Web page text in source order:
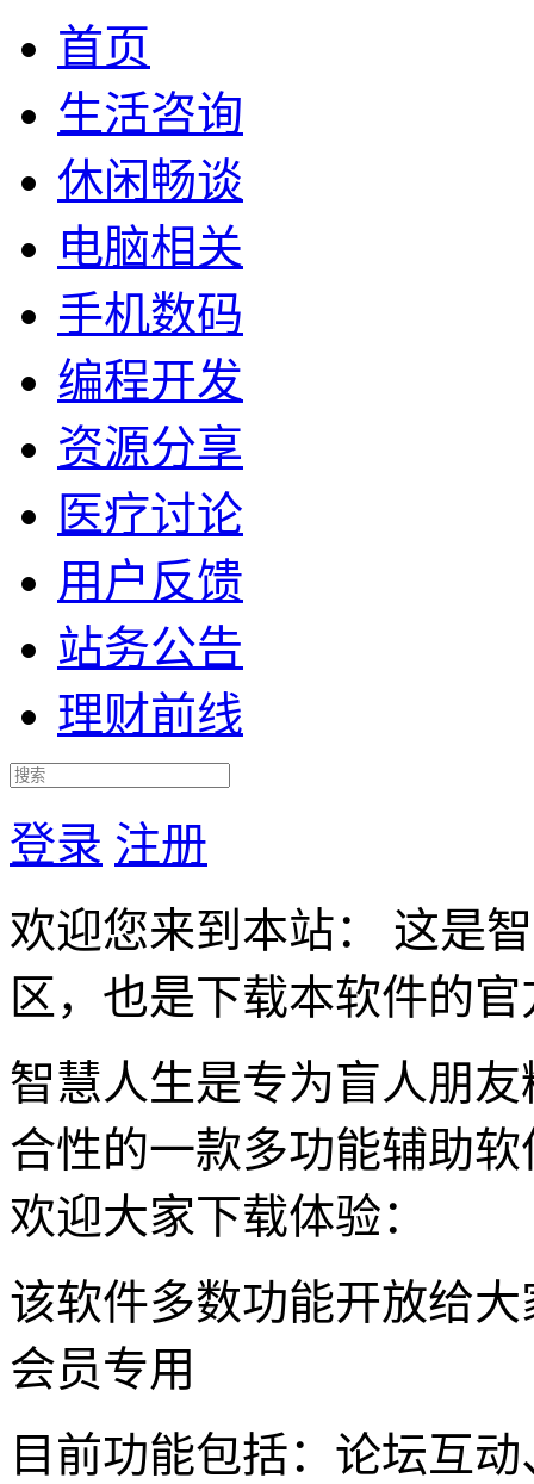
首页
生活咨询
休闲畅谈
电脑相关
手机数码
编程开发
资源分享
医疗讨论
用户反馈
站务公告
理财前线
登录 注册
欢迎您来到本站： 这是
区，也是下载本软件的
智慧人生是专为盲人朋
合性的一款多功能辅助
欢迎大家下载体验：
该软件多数功能开放给
会员专用
目前功能包括：论坛互